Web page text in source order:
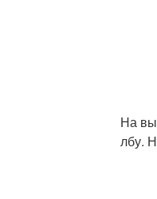
На
лбу.